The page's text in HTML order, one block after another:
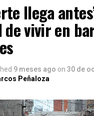
llega
de vivir en
9 meses ago on 30 de
Peñaloza